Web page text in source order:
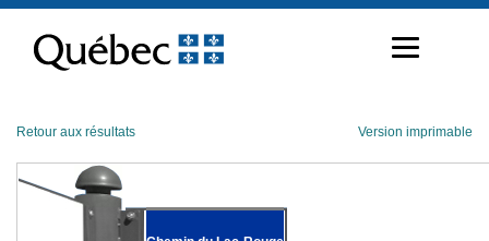
contenu
Retour aux résultats Version imprimable